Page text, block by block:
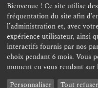
ESPACE PERSONNEL
TÉLÉSERVICES
ACCESSIBILITÉ
MENTIONS
Bienvenue ! Ce site utilise
fréquentation du site afin
l’administration et, avec
expérience utilisateur, ainsi
interactifs fournis par nos
choix pendant 6 mois. Vous
moment en vous rendant sur
Personnaliser
Tout refuser